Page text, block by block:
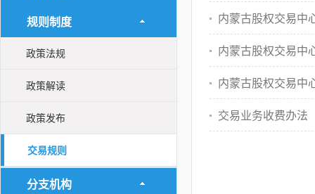
规则制度
政策法规
政策解读
政策发布
交易规则
分支机构
内蒙古股权交易中
内蒙古股权交易中
内蒙古股权交易中
交易业务收费办法